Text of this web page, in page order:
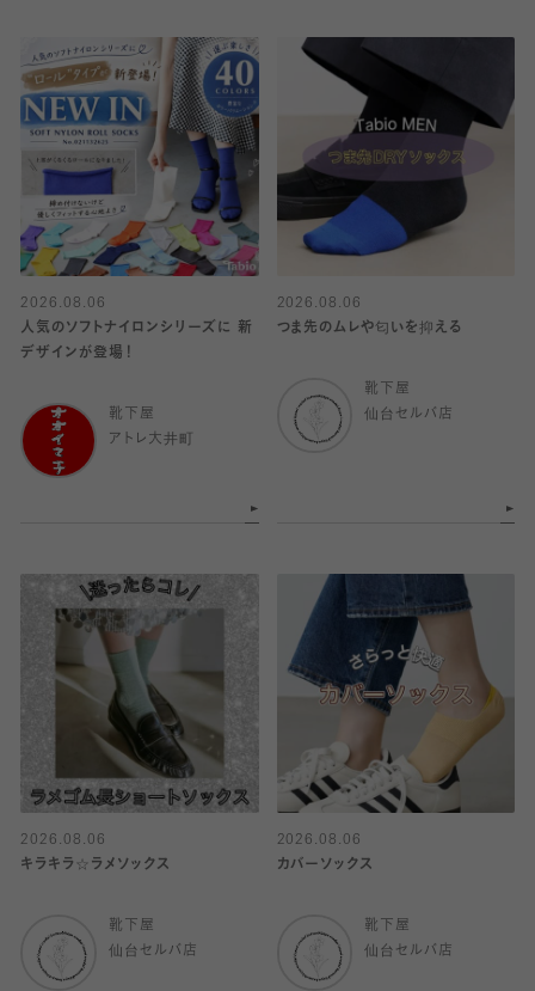
2026.08.06
人気のソフトナイロンシリーズに 新
デザインが登場！
靴下屋
アトレ大井町
2026.08.06
つま先のムレや匂いを抑える
靴下屋
仙台セルバ店
2026.08.06
キラキラ☆ラメソックス
靴下屋
仙台セルバ店
2026.08.06
カバーソックス
靴下屋
仙台セルバ店